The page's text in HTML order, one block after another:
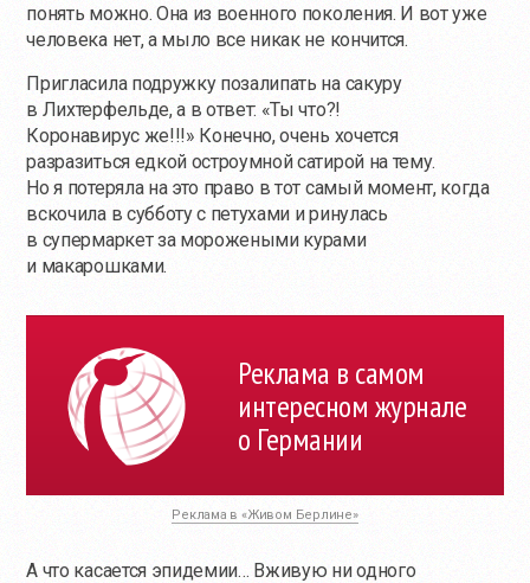
понять можно. Она из военного поколения. И вот уже
человека нет, а мыло все никак не кончится.
Пригласила подружку позалипать на сакуру
в Лихтерфельде, а в ответ: «Ты что?!
Коронавирус же!!!» Конечно, очень хочется
разразиться едкой остроумной сатирой на тему.
Но я потеряла на это право в тот самый момент, когда
вскочила в субботу с петухами и ринулась
в супермаркет за морожеными курами
и макарошками.
Реклама в самом
интересном журнале
о Германии
Реклама в «Живом Берлине»
А что касается эпидемии… Вживую ни одного